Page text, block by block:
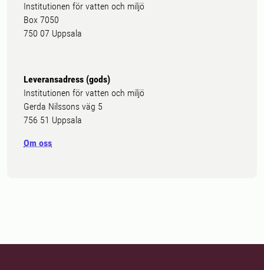
Institutionen för vatten och miljö
Box 7050
750 07 Uppsala
Leveransadress (gods)
Institutionen för vatten och miljö
Gerda Nilssons väg 5
756 51 Uppsala
Om oss